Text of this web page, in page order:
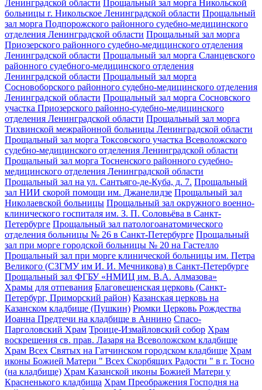
Ленинградской области Прощальный зал морга Никольской
больницы г. Никольское Ленинградской области Прощальный
зал морга Подпорожского районного судебно-медицинского
отделения Ленинградской области Прощальный зал морга
Приозерского районного судебно-медицинского отделения
Ленинградской области Прощальный зал морга Сланцевского
районного судебного-медицинского отделения
Ленинградской области Прощальный зал морга
Сосновоборского районного судебно-медицинского отделения
Ленинградской области Прощальный зал морга Сосновского
участка Приозерского районно-судебно-медицинского
отделения Ленинградской области Прощальный зал морга
Тихвинской межрайонной больницы Ленинградской области
Прощальный зал морга Токсовского участка Всеволожского
судебно-медицинского отделения Ленинградской области
Прощальный зал морга Тосненского районного судебно-
медицинского отделения Ленинградской области
Прощальный зал на ул. Сантьяго-де-Куба, д. 7. Прощальный
зал НИИ скорой помощи им. Джанелидзе Прощальный зал
Николаевской больницы Прощальный зал окружного военно-
клинического госпиталя им. З. П. Соловьёва в Санкт-
Петербурге Прощальный зал патологоанатомического
отделения больницы № 26 в Санкт-Петербурге Прощальный
зал при морге городской больницы № 20 на Гастелло
Прощальный зал при морге клинической больницы им. Петра
Великого (СЗГМУ им И. И. Мечникова) в Санкт-Петербурге
Прощальный зал ФГБУ «НМИЦ им. В.А. Алмазова»
Храмы для отпевания Благовещенская церковь (Санкт-
Петербург, Приморский район) Казанская церковь на
Казанском кладбище (Пушкин) Рюмки Церковь Рождества
Иоанна Предтечи на кладбище в Аннино Спасо-
Парголовский Храм Троице-Измайловский собор Храм
воскрешения св. прав. Лазаря на Всеволожском кладбище
Храм Всех Святых на Гатчинском городском кладбище Храм
иконы Божией Матери " Всех Скорбящих Радости " в г. Тосно
(на кладбище) Храм Казанской иконы Божией Матери у
Красненького кладбища Храм Преображения Господня на